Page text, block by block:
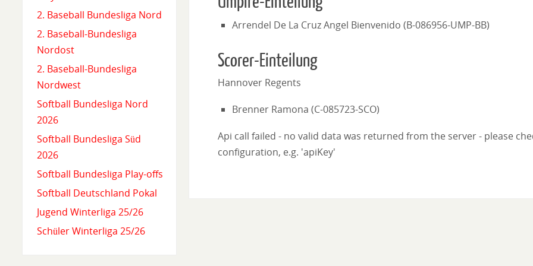
Arrendel De La Cruz Angel Bienvenido (B-086956-UMP-BB)
Scorer-Einteilung
Hannover Regents
Brenner Ramona (C-085723-SCO)
Api call failed - no valid data was returned from the server - please
configuration, e.g. 'apiKey'
2. Baseball Bundesliga Nord
2. Baseball-Bundesliga
Nordost
2. Baseball-Bundesliga
Nordwest
Softball Bundesliga Nord
2026
Softball Bundesliga Süd
2026
Softball Bundesliga Play-offs
Softball Deutschland Pokal
Jugend Winterliga 25/26
Schüler Winterliga 25/26